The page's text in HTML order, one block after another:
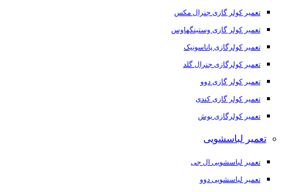
تعمیر کولر گازی جنرال مکس
تعمیر کولر گازی وستینگهاوس
تعمیر کولرگازی پاناسونیک
تعمیر کولرگازی جنرال گلد
تعمیر کولر گازی دوو
تعمیر کولر گازی کندی
تعمیر کولرگازی بوش
تعمیر لباسشویی
تعمیر لباسشویی ال جی
تعمیر لباسشویی دوو